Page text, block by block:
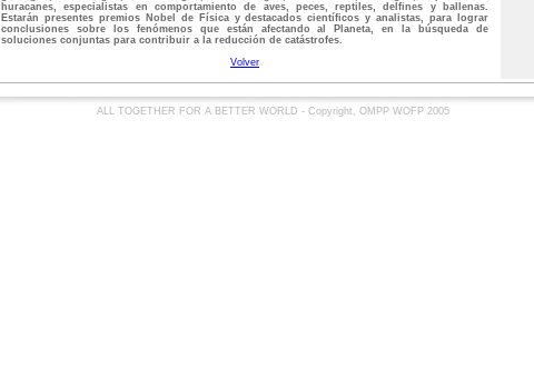
huracanes, especialistas en comportamiento de aves, peces, reptiles, delfines y ballenas.
Estarán presentes premios Nobel de Física y destacados científicos y analistas, para lograr
conclusiones sobre los fenómenos que están afectando al Planeta, en la búsqueda de
soluciones conjuntas para contribuir a la reducción de catástrofes.
Volver
ALL TOGETHER FOR A BETTER WORLD - Copyright, OMPP WOFP 2005